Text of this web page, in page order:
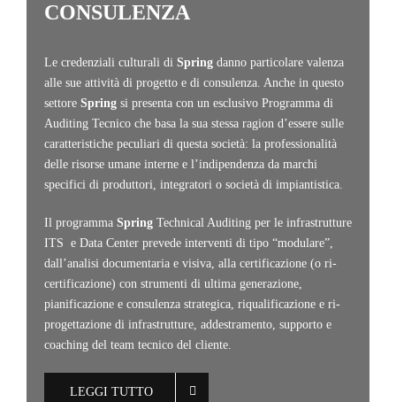
CONSULENZA
Le credenziali culturali di Spring danno particolare valenza
alle sue attività di progetto e di consulenza. Anche in questo
settore Spring si presenta con un esclusivo Programma di
Auditing Tecnico che basa la sua stessa ragion d’essere sulle
caratteristiche peculiari di questa società: la professionalità
delle risorse umane interne e l’indipendenza da marchi
specifici di produttori, integratori o società di impiantistica.
Il programma Spring Technical Auditing per le infrastrutture
ITS e Data Center prevede interventi di tipo “modulare”,
dall’analisi documentaria e visiva, alla certificazione (o ri-
certificazione) con strumenti di ultima generazione,
pianificazione e consulenza strategica, riqualificazione e ri-
progettazione di infrastrutture, addestramento, supporto e
coaching del team tecnico del cliente.
LEGGI TUTTO